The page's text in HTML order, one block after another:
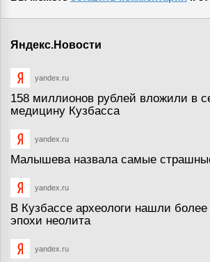
Яндекс.Новости
yandex.ru
158 миллионов рублей вложили в
медицину Кузбасса
yandex.ru
Малышева назвала самые
yandex.ru
В Кузбассе археологи нашли более
эпохи неолита
yandex.ru